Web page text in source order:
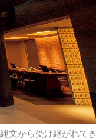
文から受け継がれてき